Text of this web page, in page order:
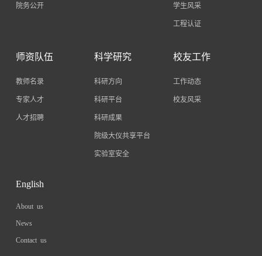
院务公开 学生风采
工程认证
师资队伍
教师名录
专家人才
人才招聘
科学研究
科研方向
科研平台
科研成果
院级大仪共享平台
实验室安全
校友工作
工作动态
校友风采
English
About us
News
Contact us